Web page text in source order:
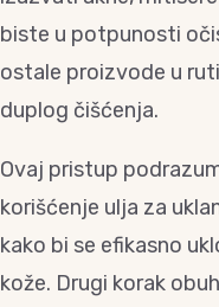
biste u potpunosti
ostale proizvode u
duplog čišćenja.
Ovaj pristup
korišćenje ulja za
kako bi se efikasno
kože. Drugi korak